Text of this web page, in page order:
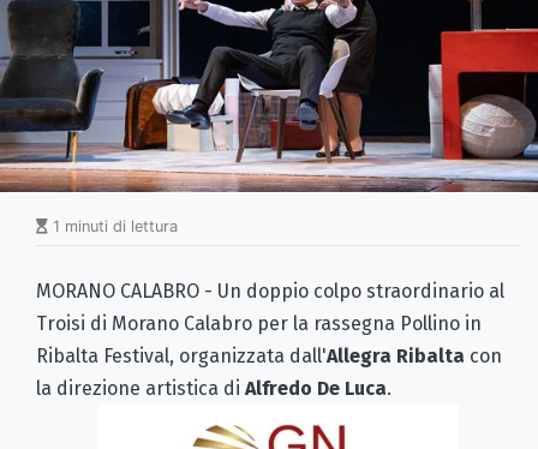
1 minuti di lettura
MORANO CALABRO - Un doppio colpo straordinario al
Troisi di Morano Calabro per la rassegna Pollino in
Ribalta Festival, organizzata dall'Allegra Ribalta con
la direzione artistica di Alfredo De Luca.